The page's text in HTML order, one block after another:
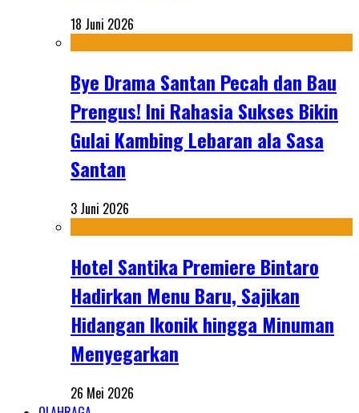
18 Juni 2026
Bye Drama Santan Pecah dan Bau
Prengus! Ini Rahasia Sukses Bikin
Gulai Kambing Lebaran ala Sasa
Santan
3 Juni 2026
Hotel Santika Premiere Bintaro
Hadirkan Menu Baru, Sajikan
Hidangan Ikonik hingga Minuman
Menyegarkan
26 Mei 2026